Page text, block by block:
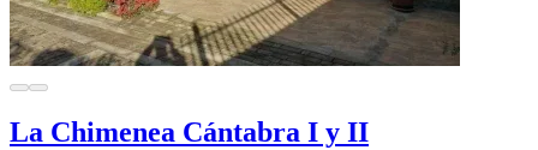
La Chimenea Cántabra I y II